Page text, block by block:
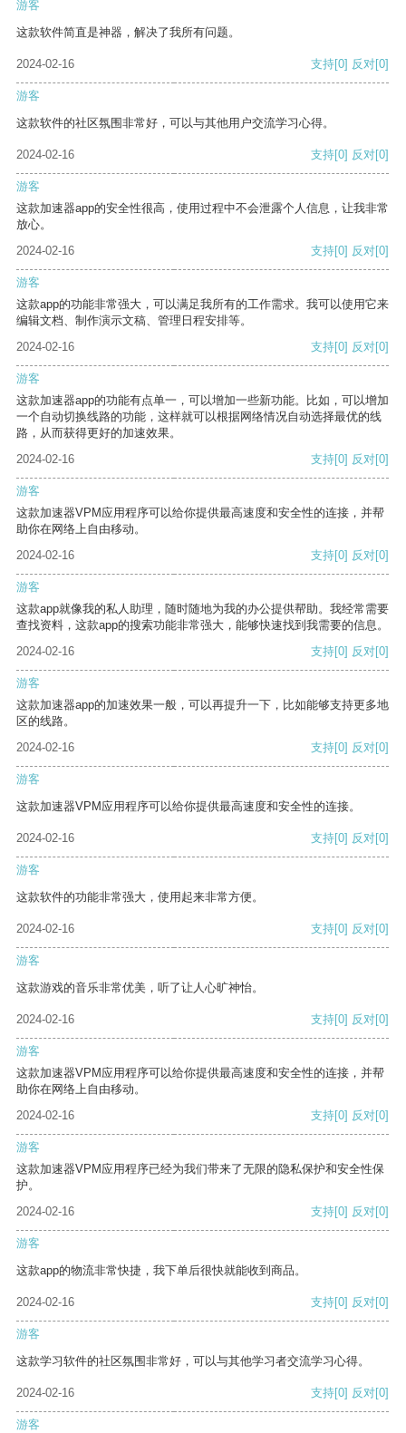
游客
这款软件简直是神器，解决了我所有问题。
2024-02-16 支持[0] 反对[0]
游客
这款软件的社区氛围非常好，可以与其他用户交流学习心得。
2024-02-16 支持[0] 反对[0]
游客
这款加速器app的安全性很高，使用过程中不会泄露个人信息，让我非常
放心。
2024-02-16
支持[0] 反对[0]
游客
这款app的功能非常强大，可以满足我所有的工作需求。我可以使用它来
编辑文档、制作演示文稿、管理日程安排等。
2024-02-16
支持[0] 反对[0]
游客
这款加速器app的功能有点单一，可以增加一些新功能。比如，可以增加
一个自动切换线路的功能，这样就可以根据网络情况自动选择最优的线
路，从而获得更好的加速效果。
2024-02-16
支持[0] 反对[0]
游客
这款加速器VPM应用程序可以给你提供最高速度和安全性的连接，并帮
助你在网络上自由移动。
2024-02-16
支持[0] 反对[0]
游客
这款app就像我的私人助理，随时随地为我的办公提供帮助。我经常需要
查找资料，这款app的搜索功能非常强大，能够快速找到我需要的信息。
2024-02-16
支持[0] 反对[0]
游客
这款加速器app的加速效果一般，可以再提升一下，比如能够支持更多地
区的线路。
2024-02-16
支持[0] 反对[0]
游客
这款加速器VPM应用程序可以给你提供最高速度和安全性的连接。
2024-02-16 支持[0] 反对[0]
游客
这款软件的功能非常强大，使用起来非常方便。
2024-02-16 支持[0] 反对[0]
游客
这款游戏的音乐非常优美，听了让人心旷神怡。
2024-02-16 支持[0] 反对[0]
游客
这款加速器VPM应用程序可以给你提供最高速度和安全性的连接，并帮
助你在网络上自由移动。
2024-02-16
支持[0] 反对[0]
游客
这款加速器VPM应用程序已经为我们带来了无限的隐私保护和安全性保
护。
2024-02-16
支持[0] 反对[0]
游客
这款app的物流非常快捷，我下单后很快就能收到商品。
2024-02-16 支持[0] 反对[0]
游客
这款学习软件的社区氛围非常好，可以与其他学习者交流学习心得。
2024-02-16 支持[0] 反对[0]
游客